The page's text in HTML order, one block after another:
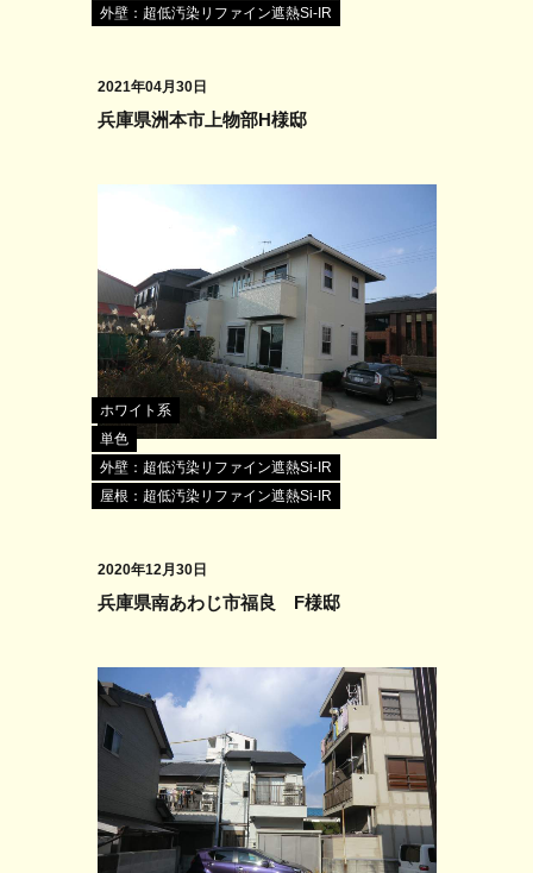
外壁：超低汚染リファイン遮熱Si-IR
2021年04月30日
兵庫県洲本市上物部H様邸
ホワイト系
単色
外壁：超低汚染リファイン遮熱Si-IR
屋根：超低汚染リファイン遮熱Si-IR
2020年12月30日
兵庫県南あわじ市福良 F様邸